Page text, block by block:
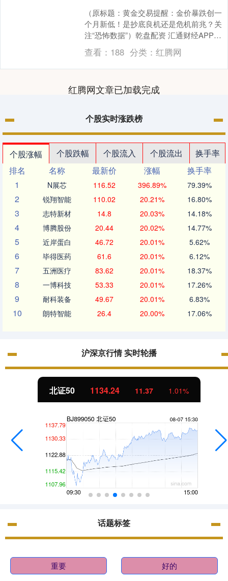
（原标题：黄金交易提醒：金价暴跌创一
个月新低！是抄底良机还是危机前兆？关
注“恐怖数据”）乾盘配资 汇通财经APP讯
——周四（5月15日）亚市早盘，现货黄金
低位徘....
查看： 188 分类： 红腾网
红腾网文章已加载完成
个股实时涨跌榜
个股涨幅 个股跌幅 个股流入 个股流出
换手率
排名
名称 最新价 涨幅
换手率
1
N展芯 116.52 396.89% 79.39%
2 锐翔智能 110.02 20.21% 16.80%
3 志特新材 14.8 20.03% 14.18%
4 博腾股份 20.44 20.02% 14.77%
5 近岸蛋白 46.72 20.01% 5.62%
6 毕得医药 61.6 20.01% 6.12%
7 五洲医疗 83.62 20.01% 18.37%
8 一博科技 53.33 20.01% 17.26%
9 耐科装备 49.67 20.01% 6.83%
10 朗特智能 26.4 20.00% 17.06%
沪深京行情 实时轮播
北证50 1134.24 11.37 1.01%
话题标签
重要 好的